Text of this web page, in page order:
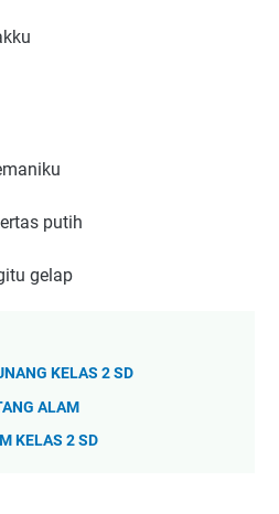
putih
gelap
KELAS 2 SD
ALAM
KELAS 2 SD